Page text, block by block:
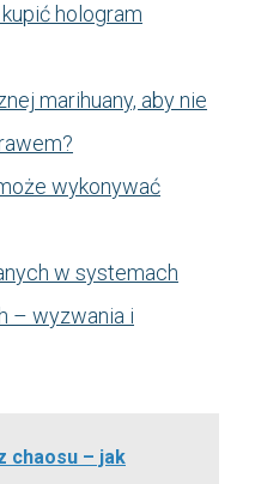
hologram
marihuany, aby nie
wykonywać
w systemach
– wyzwania i
chaosu – jak